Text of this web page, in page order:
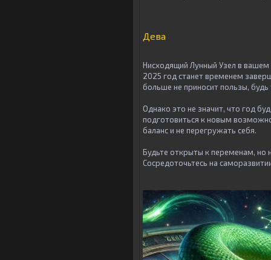
Дева
Нисходящий Лунный Узел в
2025 год станет временем
больше не приносит пользы,
Однако это не значит, что год
подготовиться к новым
баланс и не перегружать себя.
Будьте открыты к переменам, но
Сосредоточьтесь на